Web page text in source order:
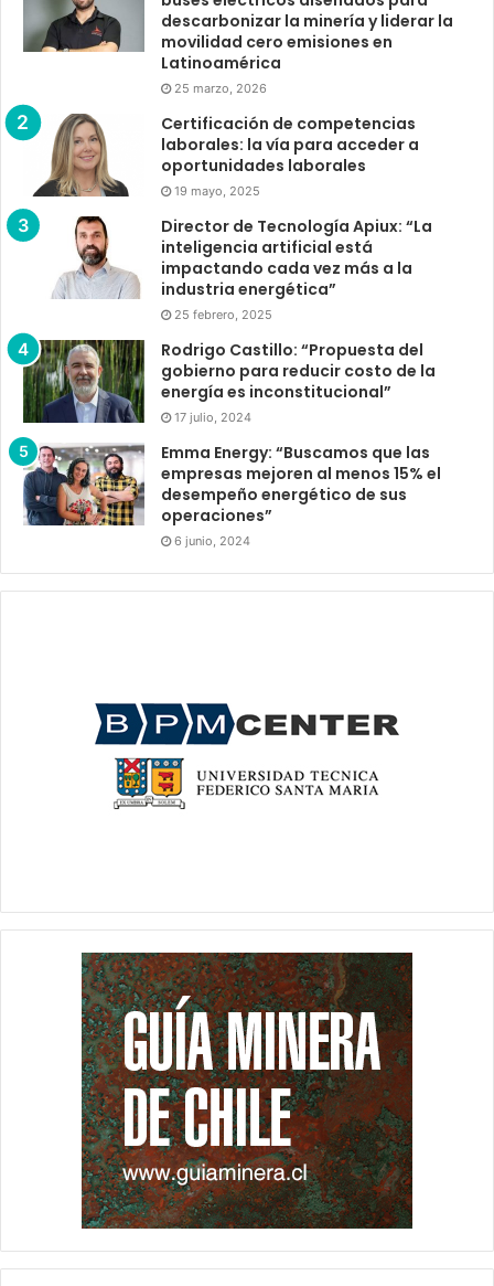
descarbonizar la minería y liderar la
movilidad cero emisiones en
Latinoamérica
25 marzo, 2026
Certificación de competencias
laborales: la vía para acceder a
oportunidades laborales
19 mayo, 2025
Director de Tecnología Apiux: “La
inteligencia artificial está
impactando cada vez más a la
industria energética”
25 febrero, 2025
Rodrigo Castillo: “Propuesta del
gobierno para reducir costo de la
energía es inconstitucional”
17 julio, 2024
Emma Energy: “Buscamos que las
empresas mejoren al menos 15% el
desempeño energético de sus
operaciones”
6 junio, 2024